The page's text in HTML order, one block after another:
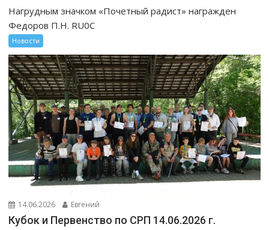
Нагрудным значком «Почетный радист» награжден
Федоров П.Н. RU0C
Новости
14.06.2026 Евгений
Кубок и Первенство по СРП 14.06.2026 г.